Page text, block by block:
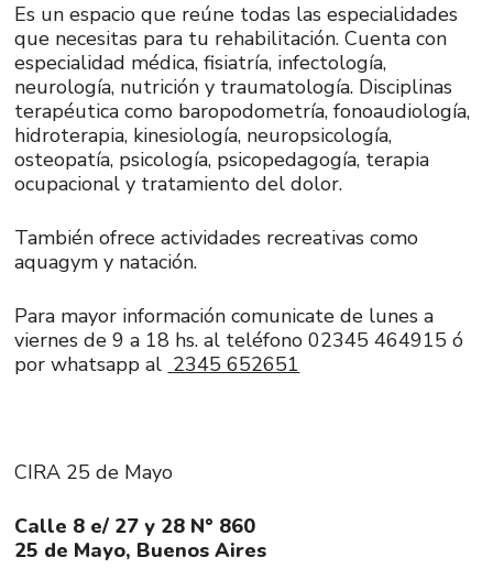
Es un espacio que reúne todas las especialidades
que necesitas para tu rehabilitación. Cuenta con
especialidad médica, fisiatría, infectología,
neurología, nutrición y traumatología. Disciplinas
terapéutica como baropodometría, fonoaudiología,
hidroterapia, kinesiología, neuropsicología,
osteopatía, psicología, psicopedagogía, terapia
ocupacional y tratamiento del dolor.
También ofrece actividades recreativas como
aquagym y natación.
Para mayor información comunicate de lunes a
viernes de 9 a 18 hs. al teléfono 02345 464915 ó
por whatsapp al 2345 652651
CIRA 25 de Mayo
Calle 8 e/ 27 y 28 N° 860
25 de Mayo, Buenos Aires